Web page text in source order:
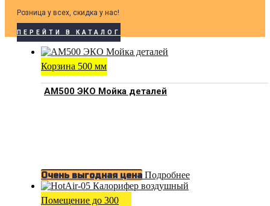
Розница у всех, скидка у нас!
ПЕРЕЙТИ В КАТАЛОГ
Корзина 500 мм
АМ500 ЭКО Мойка деталей
Очень выгодная цена Подробнее
Помещение до 300